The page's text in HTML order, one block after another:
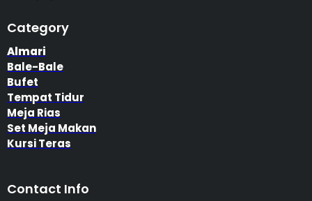
Category
Almari
Bale-Bale
Bufet
Tempat Tidur
Meja Rias
Set Meja Makan
Kursi Teras
Contact Info